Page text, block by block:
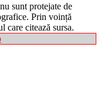
sunt protejate de
Prin voință
care citează sursa.